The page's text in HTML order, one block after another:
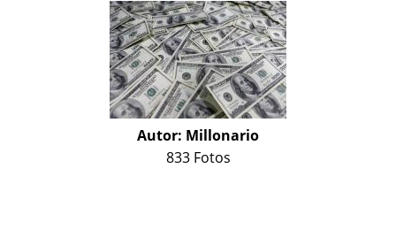
Autor: Millonario
833 Fotos